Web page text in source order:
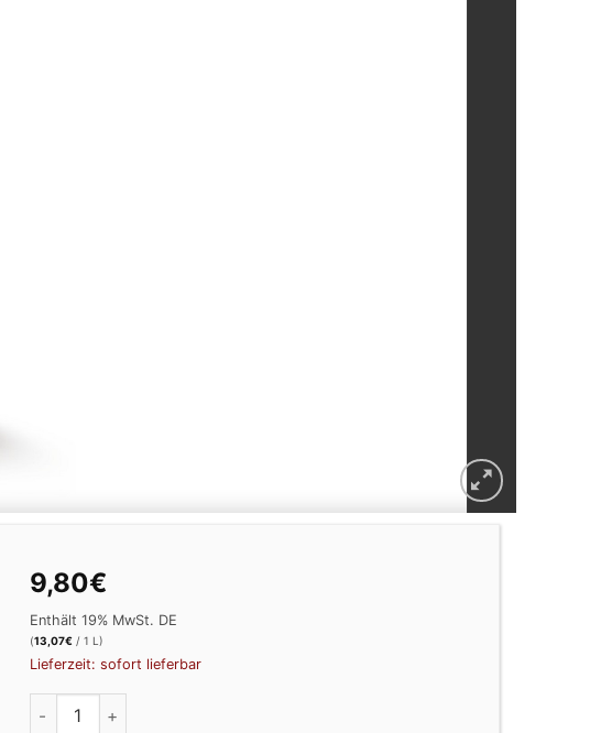
9,80€
Enthält 19% MwSt. DE
(13,07€/ 1 L)
Lieferzeit: sofort lieferbar
2019 Oak & Steel - Chardonnay trocken Lergenmüller Menge